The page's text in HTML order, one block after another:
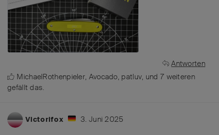
Antworten
MichaelRothenpieler, Avocado, patluv, und 7 weiteren
gefällt das.
Victorifox 3. Juni 2025